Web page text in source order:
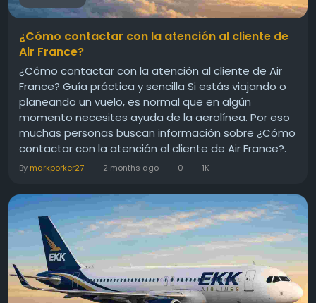
¿Cómo contactar con la atención al cliente de
Air France?
¿Cómo contactar con la atención al cliente de Air
France? Guía práctica y sencilla Si estás viajando o
planeando un vuelo, es normal que en algún
momento necesites ayuda de la aerolínea. Por eso
muchas personas buscan información sobre ¿Cómo
contactar con la atención al cliente de Air France?.
En esta guía de flyairlinespolicy, te explicamos de
para...
By markporker27 2 months ago 0 1K